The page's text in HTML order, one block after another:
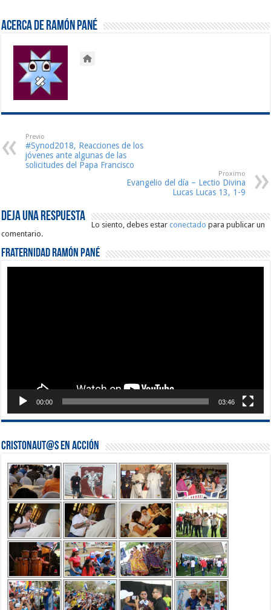
Acerca de Ramón Pané
Previo
#Synod2018, Reacciones de los
jóvenes ante algunas de las
solicitudes del Papa Francisco
Proximo
Evangelio del día – Lectio Divina
Lucas Lucas 13, 1-9
Deja una respuesta
Lo siento, debes estarconectado para publicar un
comentario.
Fraternidad Ramón Pané
00:00 03:46
Cristonaut@s en Acción